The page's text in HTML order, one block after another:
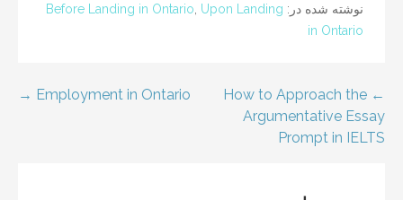
نوشته شده در: Before Landing in Ontario Upon Landing
in Ontario
راهبری
نوشته
← How to Approach the
Argumentative Essay
Prompt in IELTS
Employment in Ontario →